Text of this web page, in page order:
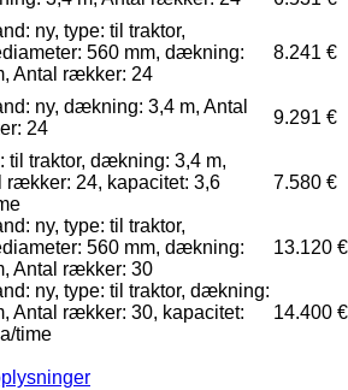
ny, type: til traktor,
560 mm, dækning:
Antal rækker: 24
8.241 €
ny, dækning: 3,4 m, Antal
24
9.291 €
til traktor, dækning: 3,4 m,
rækker: 24, kapacitet: 3,6
7.580 €
ny, type: til traktor,
560 mm, dækning:
Antal rækker: 30
13.120 €
ny, type: til traktor, dækning:
Antal rækker: 30, kapacitet:
time
14.400 €